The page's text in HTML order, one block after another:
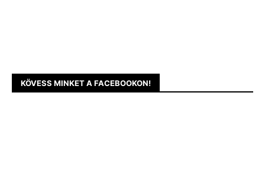
KÖVESS MINKET A FACEBOOKON!